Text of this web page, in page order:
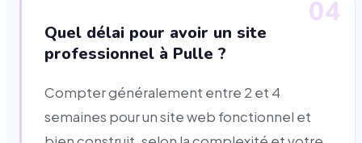
04
Quel délai pour avoir un site
professionnel à Pulle ?
Compter généralement entre 2 et 4
semaines pour un site web fonctionnel et